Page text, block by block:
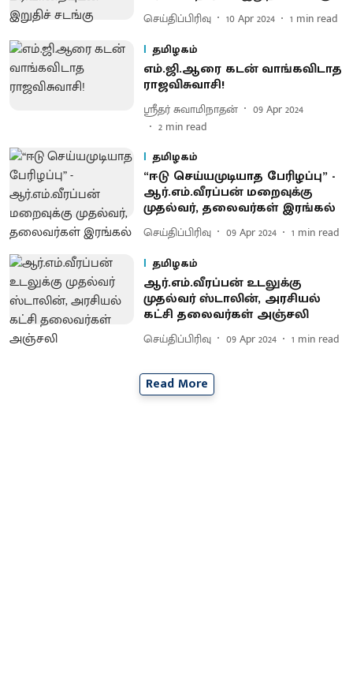
செய்திப்பிரிவு 10 Apr 2024 1 min read
தமிழகம்
எம்.ஜி.ஆரை கடன் வாங்கவிடாத
ராஜவிசுவாசி!
ஸ்ரீதர் சுவாமிநாதன்
09 Apr 2024
2 min read
தமிழகம்
“ஈடு செய்யமுடியாத பேரிழப்பு” -
ஆர்.எம்.வீரப்பன் மறைவுக்கு
முதல்வர், தலைவர்கள் இரங்கல்
செய்திப்பிரிவு 09 Apr 2024 1 min read
தமிழகம்
ஆர்.எம்.வீரப்பன் உடலுக்கு
முதல்வர் ஸ்டாலின், அரசியல்
கட்சி தலைவர்கள் அஞ்சலி
செய்திப்பிரிவு 09 Apr 2024 1 min read
Read More